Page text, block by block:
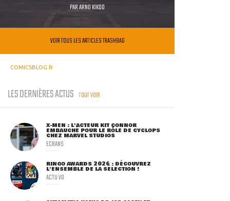
PARARNO KIKOO
VOIR TOUS LES ARTICLES TRASHBAG
COMICSBLOG.fr
LES DERNIÈRES ACTUS TOUT VOIR
X-MEN : L'ACTEUR KIT CONNOR
EMBAUCHÉ POUR LE RÔLE DE CYCLOPS
CHEZ MARVEL STUDIOS
ECRANS
RINGO AWARDS 2026 : DÉCOUVREZ
L'ENSEMBLE DE LA SÉLECTION !
ACTU VO